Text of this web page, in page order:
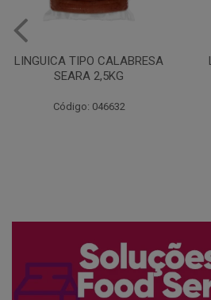
LINGUIÇA DE FRANGO
AURORA 5KG
Código: 046371